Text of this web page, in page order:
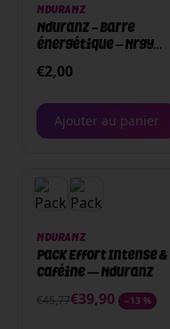
NDURANZ
Nduranz - Barre
énergétique – Nrgy
Boite ou unité
€2,00
Ajouter au panier
PACK
NDURANZ
Pack Effort Intense &
Caféine — Nduranz
€45,77€39,90 −13 %